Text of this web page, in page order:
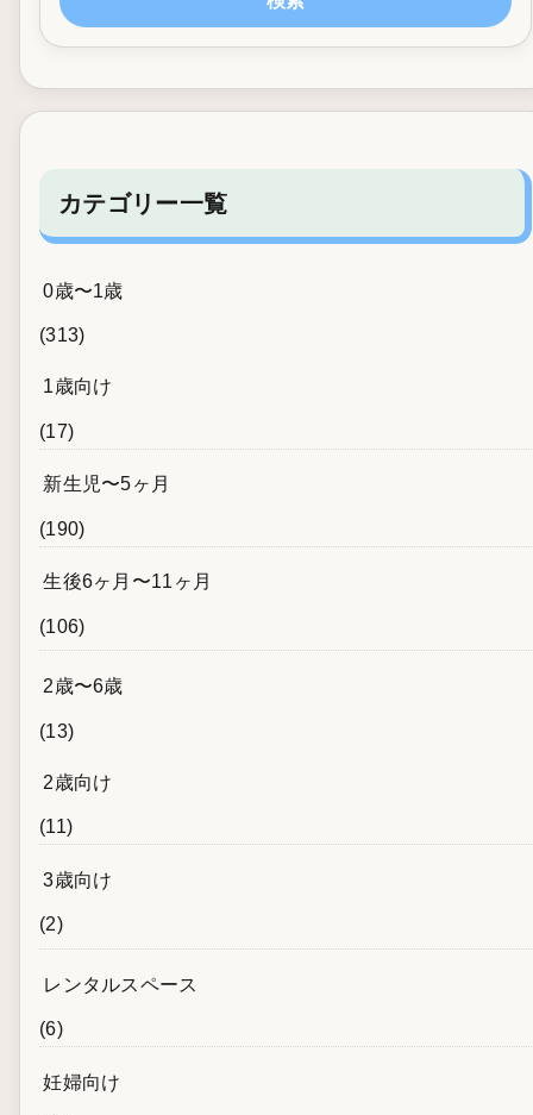
カテゴリー一覧
0歳〜1歳
(313)
1歳向け
(17)
新生児〜5ヶ月
(190)
生後6ヶ月〜11ヶ月
(106)
2歳〜6歳
(13)
2歳向け
(11)
3歳向け
(2)
レンタルスペース
(6)
妊婦向け